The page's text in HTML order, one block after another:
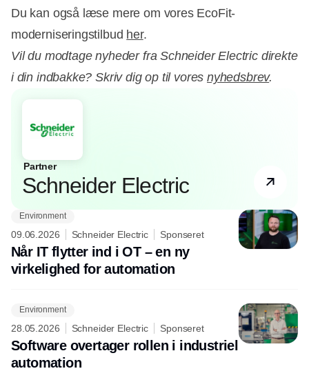
Du kan også læse mere om vores EcoFit-
moderniseringstilbud her.
Vil du modtage nyheder fra Schneider Electric direkte
i din indbakke? Skriv dig op til vores nyhedsbrev.
Partner
Schneider Electric
Environment
09.06.2026 Schneider Electric Sponseret
Når IT flytter ind i OT – en ny
virkelighed for automation
Environment
28.05.2026 Schneider Electric Sponseret
Software overtager rollen i industriel
automation